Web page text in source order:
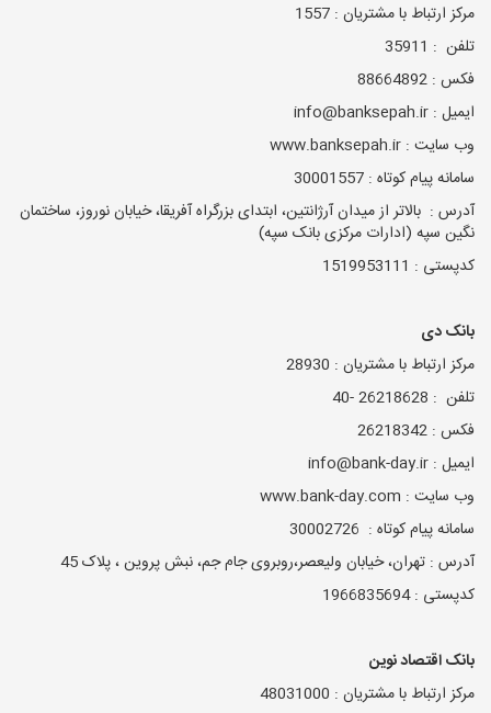
مرکز ارتباط با مشتریان : 1557
تلفن : 35911
فکس : 88664892
ایمیل : info@banksepah.ir
وب سایت : www.banksepah.ir
سامانه پیام کوتاه : 30001557
آدرس : بالاتر از میدان آرژانتین، ابتدای بزرگراه آفریقا، خیابان نوروز، ساختمان
نگین سپه (ادارات مرکزی بانک سپه)
کدپستی : 1519953111
بانک دی
مرکز ارتباط با مشتریان : 28930
تلفن : 26218628 -40
فکس : 26218342
ایمیل : info@bank-day.ir
وب سایت : www.bank-day.com
سامانه پیام کوتاه : 30002726
آدرس : تهران، خیابان ولیعصر،روبروی جام جم، نبش پروین ، پلاک 45
کدپستی : 1966835694
بانک اقتصاد نوین
مرکز ارتباط با مشتریان : 48031000